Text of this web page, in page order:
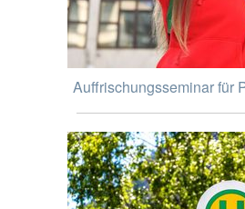
Auffrischungsseminar für